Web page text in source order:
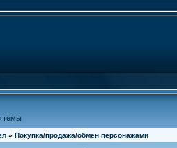
темы
» Покупка/продажа/обмен персонажами